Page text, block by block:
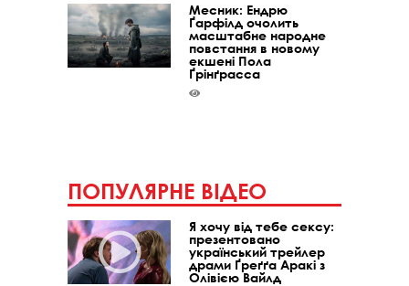
Месник: Ендрю
Ґарфілд очолить
масштабне народне
повстання в новому
екшені Пола
Ґрінґрасса
ПОПУЛЯРНЕ ВІДЕО
Я хочу від тебе сексу:
презентовано
український трейлер
драми Ґреґґа Аракі з
Олівією Вайлд